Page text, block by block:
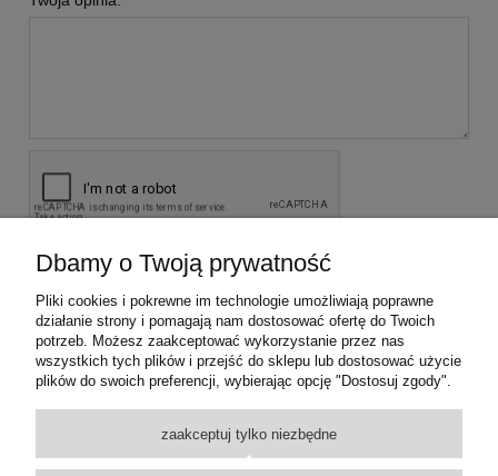
KONTAKT Z NAMI
INFORMACJE
Dbamy o Twoją prywatność
Pliki cookies i pokrewne im technologie umożliwiają poprawne
działanie strony i pomagają nam dostosować ofertę do Twoich
potrzeb. Możesz zaakceptować wykorzystanie przez nas
wszystkich tych plików i przejść do sklepu lub dostosować użycie
plików do swoich preferencji, wybierając opcję "Dostosuj zgody".
zaakceptuj tylko niezbędne